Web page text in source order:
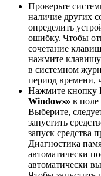
Проверьте
наличие других
определить
ошибку. Чтобы
сочетание
нажмите
в системном
период времени,
Нажмите кнопку
Windows» в
Выберите,
запустить
запуск средства
Диагностика
автоматически
автоматически